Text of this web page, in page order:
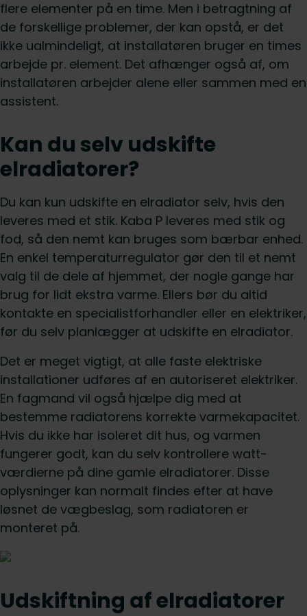
flere elementer på en time. Men i betragtning af
de forskellige problemer, der kan opstå, er det
ikke ualmindeligt, at installatøren bruger en times
arbejde pr. element. Det afhænger også af, om
installatøren arbejder alene eller sammen med en
assistent.
Kan du selv udskifte
elradiatorer?
Du kan kun udskifte en elradiator selv, hvis den
leveres med et stik. Kaba P leveres med stik og
fod, så den nemt kan bruges som bærbar enhed.
En enkel temperaturregulator gør den til et nemt
valg til de dele af hjemmet, der nogle gange har
brug for lidt ekstra varme. Ellers bør du altid
kontakte en specialistforhandler eller en elektriker,
før du selv planlægger at udskifte en elradiator.
Det er meget vigtigt, at alle faste elektriske
installationer udføres af en autoriseret elektriker.
En fagmand vil også hjælpe dig med at
bestemme radiatorens korrekte varmekapacitet.
Hvis du ikke har isoleret dit hus, og varmen
fungerer godt, kan du selv kontrollere watt-
værdierne på dine gamle elradiatorer. Disse
oplysninger kan normalt findes efter at have
løsnet de vægbeslag, som radiatoren er
monteret på.
Udskiftning af elradiatorer